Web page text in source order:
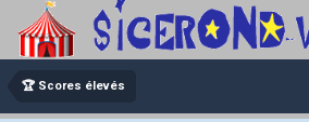
🏆 Scores élevés